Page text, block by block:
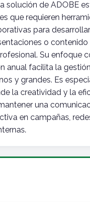
solución de ADOBE
que requieren
para
o
Su enfoque
anual facilita la
y grandes. Es
la creatividad y la
una
en campañas,